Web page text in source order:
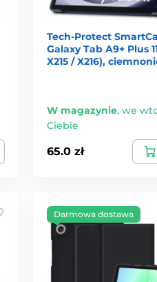
Tech-Protect
Galaxy Tab A9+ Plus
X215 / X216),
W magazynie, we
Ciebie
65.0 zł
Darmowa dostawa